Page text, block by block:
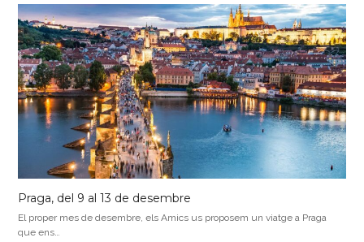
Praga, del 9 al 13 de desembre
El proper mes de desembre, els Amics us proposem un viatge a Praga
que ens…